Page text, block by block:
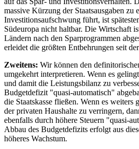
massive Kürzung der Staatsausgaben zu
Investitionsaufschwung führt, ist
Südeuropa nicht haltbar. Die Wirtschaft
Ländern nach den Sparprogrammen
erleidet die größten Entbehrungen seit
Zweitens: Wir können den
umgekehrt interpretieren. Wenn es
und damit die Leistungsbilanz zu
Budgetdefizit "quasi-automatisch"
die Staatskasse fließen. Wenn es weiters
der privaten Haushalte zu verringern,
ebenfalls durch höhere Steuern "quasi-
Abbau des Budgetdefizits erfolgt aus
höheres Wachstum.